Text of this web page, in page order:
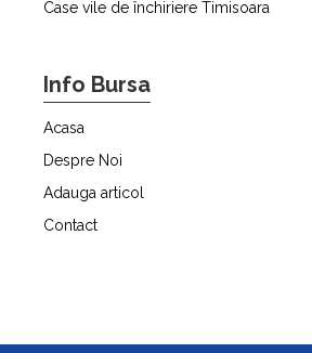
Case vile de închiriere Timisoara
Info Bursa
Acasa
Despre Noi
Adauga articol
Contact